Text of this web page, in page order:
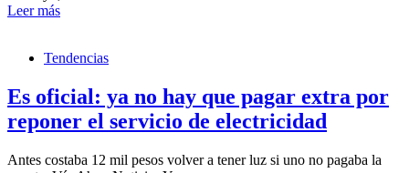
Leer más
Tendencias
Es oficial: ya no hay que pagar extra por
reponer el servicio de electricidad
Antes costaba 12 mil pesos volver a tener luz si uno no pagaba la